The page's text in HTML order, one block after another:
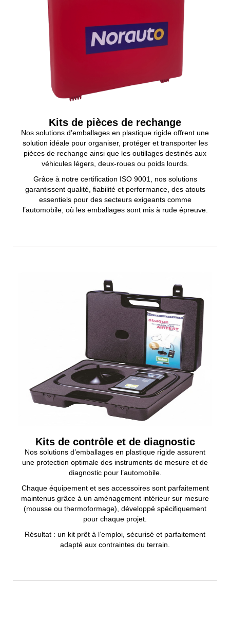
Kits de pièces de rechange
Nos solutions d’emballages en plastique rigide offrent une
solution idéale pour organiser, protéger et transporter les
pièces de rechange ainsi que les outillages destinés aux
véhicules légers, deux-roues ou poids lourds.
Grâce à notre certification ISO 9001, nos solutions
garantissent qualité, fiabilité et performance, des atouts
essentiels pour des secteurs exigeants comme
l’automobile, où les emballages sont mis à rude épreuve.
Kits de contrôle et de diagnostic
Nos solutions d’emballages en plastique rigide assurent
une protection optimale des instruments de mesure et de
diagnostic pour l’automobile.
Chaque équipement et ses accessoires sont parfaitement
maintenus grâce à un aménagement intérieur sur mesure
(mousse ou thermoformage), développé spécifiquement
pour chaque projet.
Résultat : un kit prêt à l’emploi, sécurisé et parfaitement
adapté aux contraintes du terrain.